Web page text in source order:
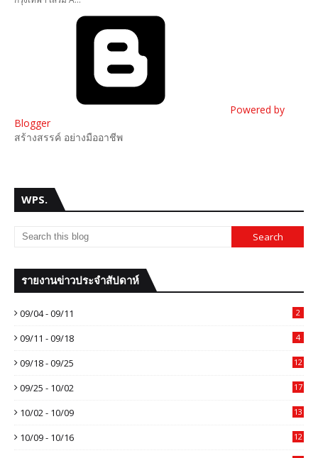
Powered by
Blogger
สร้างสรรค์ อย่างมืออาชีพ
WPS.
รายงานข่าวประจำสัปดาห์
09/04 - 09/11 2
09/11 - 09/18 4
09/18 - 09/25 12
09/25 - 10/02 17
10/02 - 10/09 13
10/09 - 10/16 12